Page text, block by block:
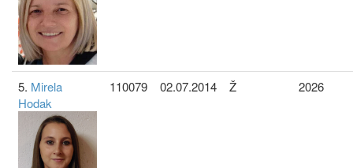
5. Mirela
Hodak
110079 02.07.2014 Ž 2026